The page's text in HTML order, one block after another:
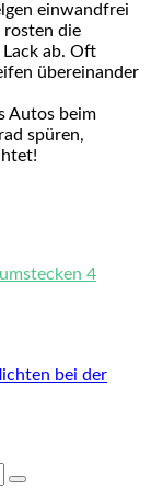
einwandfrei
rosten die
ab. Oft
übereinander
Autos beim
spüren,
4
bei der